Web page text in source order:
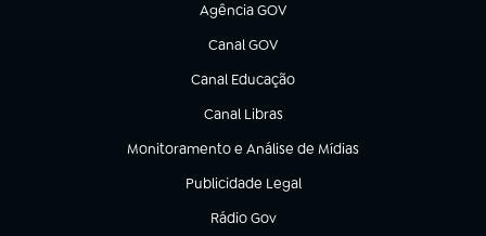
Agência GOV
(abre em nova aba)
Canal GOV
(abre em nova aba)
Canal Educação
(abre em nova aba)
Canal Libras
(abre em nova aba)
Monitoramento e Análise de Mídias
(abre em nova aba)
Publicidade Legal
(abre em nova aba)
Rádio Gov
(abre em nova aba)